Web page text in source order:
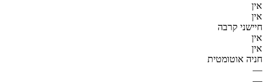
אין
אין
חיישני קרבה
אין
אין
חניה אוטומטית
—
—